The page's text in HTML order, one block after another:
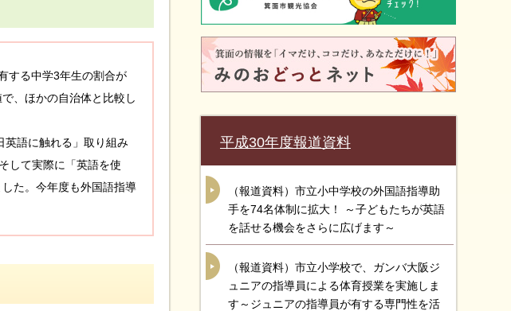
する中学3年生の割合が
、ほかの自治体と比較し
英語に触れる」取り組み
して実際に「英語を使
た。今年度も外国語指導
平成30年度報道資料
（報道資料）市立小中学校の外国語指導助
手を74名体制に拡大！ ～子どもたちが英語
を話せる機会をさらに広げます～
（報道資料）市立小学校で、ガンバ大阪ジ
ュニアの指導員による体育授業を実施しま
す～ジュニアの指導員が有する専門性を活